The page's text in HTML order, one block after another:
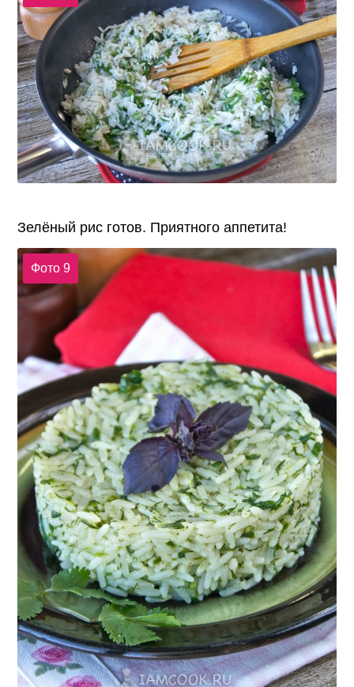
Зелёный рис готов. Приятного аппетита!
Фото 9